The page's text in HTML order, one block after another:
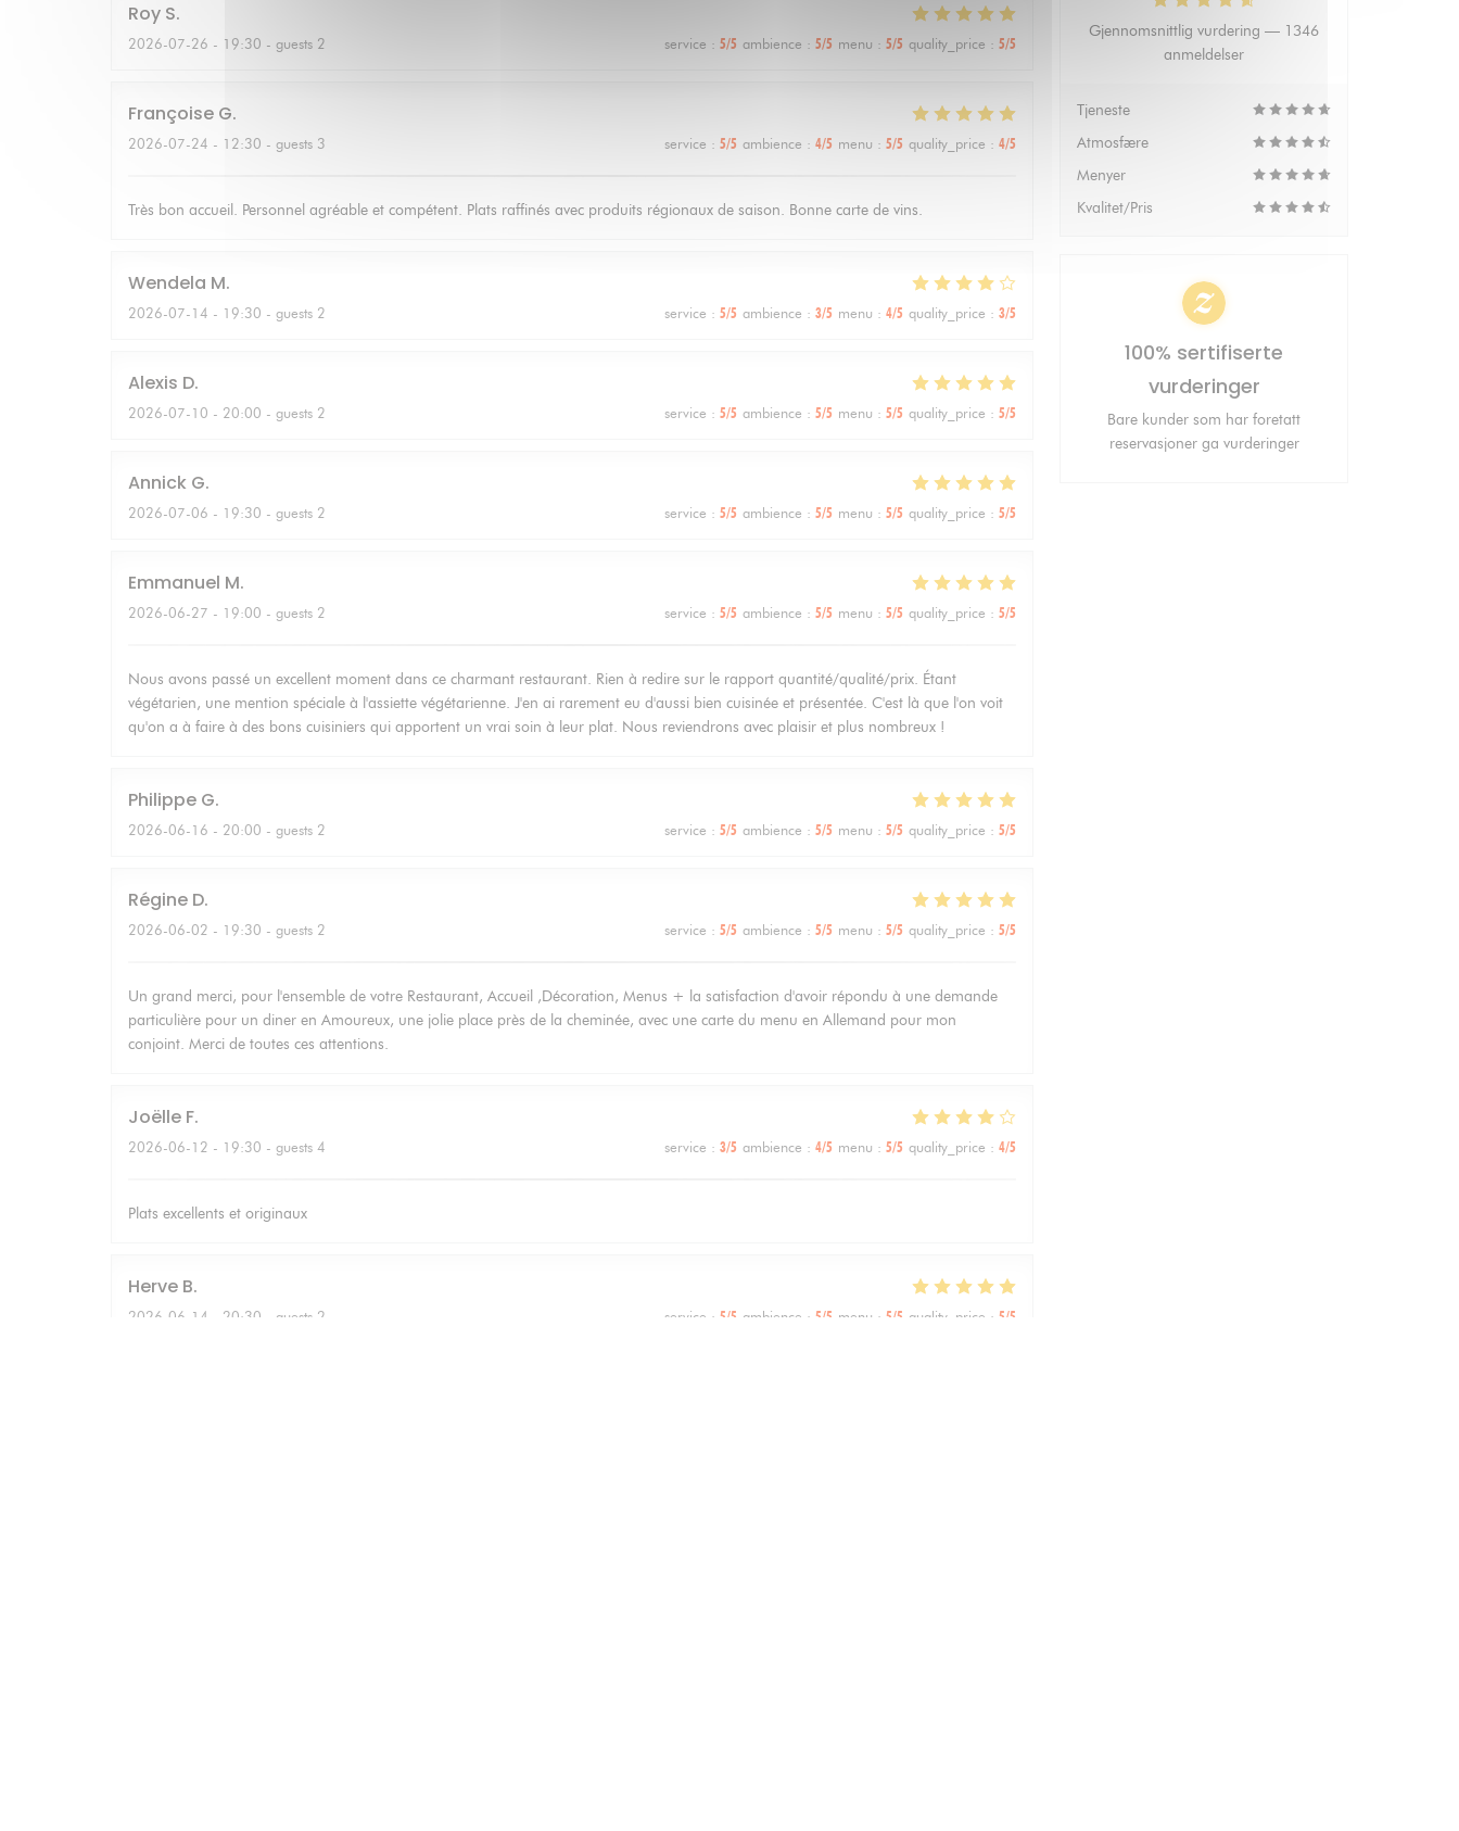
Roy S
2026-07-26 - 19:30 - guests 2 service : 5/5 ambience : 5/5 menu : 5/5 quality_price : 5/5
Françoise G
2026-07-24 - 12:30 - guests 3 service : 5/5 ambience : 4/5 menu : 5/5 quality_price : 4/5
Très bon accueil. Personnel agréable et compétent. Plats raffinés avec produits régionaux de saison. Bonne carte de vins.
Wendela M
2026-07-14 - 19:30 - guests 2 service : 5/5 ambience : 3/5 menu : 4/5 quality_price : 3/5
Alexis D
2026-07-10 - 20:00 - guests 2 service : 5/5 ambience : 5/5 menu : 5/5 quality_price : 5/5
Annick G
2026-07-06 - 19:30 - guests 2 service : 5/5 ambience : 5/5 menu : 5/5 quality_price : 5/5
Emmanuel M
2026-06-27 - 19:00 - guests 2 service : 5/5 ambience : 5/5 menu : 5/5 quality_price : 5/5
Nous avons passé un excellent moment dans ce charmant restaurant. Rien à redire sur le rapport quantité/qualité/prix. Étant
végétarien, une mention spéciale à l'assiette végétarienne. J'en ai rarement eu d'aussi bien cuisinée et présentée. C'est là que l'on voit
qu'on a à faire à des bons cuisiniers qui apportent un vrai soin à leur plat. Nous reviendrons avec plaisir et plus nombreux !
Philippe G
2026-06-16 - 20:00 - guests 2 service : 5/5 ambience : 5/5 menu : 5/5 quality_price : 5/5
Régine D
2026-06-02 - 19:30 - guests 2 service : 5/5 ambience : 5/5 menu : 5/5 quality_price : 5/5
Un grand merci, pour l'ensemble de votre Restaurant, Accueil ,Décoration, Menus + la satisfaction d'avoir répondu à une demande
particulière pour un diner en Amoureux, une jolie place près de la cheminée, avec une carte du menu en Allemand pour mon
conjoint. Merci de toutes ces attentions.
Joëlle F
2026-06-12 - 19:30 - guests 4 service : 3/5 ambience : 4/5 menu : 5/5 quality_price : 4/5
Plats excellents et originaux
Herve B
2026-06-14 - 20:30 - guests 2 service : 5/5 ambience : 5/5 menu : 5/5 quality_price : 5/5
Gjennomsnittlig vurdering — 1346
anmeldelser
Tjeneste
Atmosfære
Menyer
Kvalitet/Pris
100% sertifiserte
vurderinger
Bare kunder som har foretatt
reservasjoner ga vurderinger